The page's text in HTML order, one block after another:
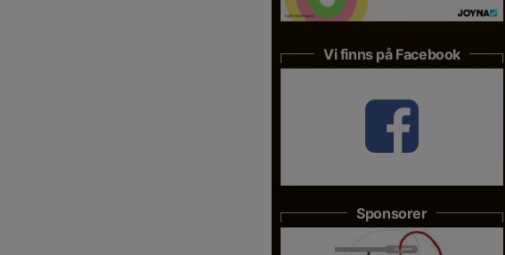
Vi finns på Facebook
Sponsorer